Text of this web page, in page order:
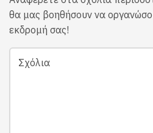
θα μας βοηθήσουν να
εκδρομή σας!
Σχόλια